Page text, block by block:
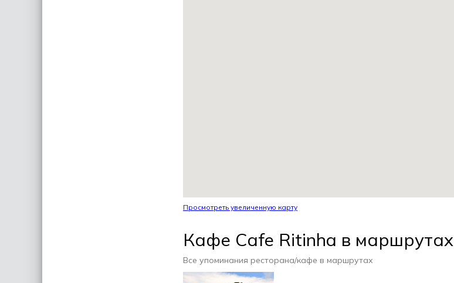
Просмотреть увеличенную карту
Кафе Cafe Ritinha в маршрутах
Все упоминания ресторана/кафе в маршрутах